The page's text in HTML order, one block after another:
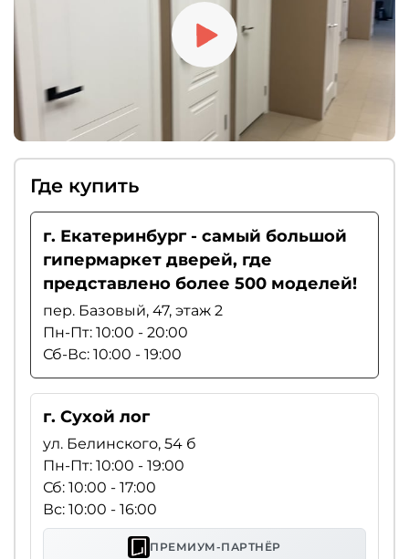
Где купить
г. Екатеринбург - самый большой
гипермаркет дверей, где
представлено более 500 моделей!
пер. Базовый, 47, этаж 2
Пн-Пт: 10:00 - 20:00
Сб-Вс: 10:00 - 19:00
г. Сухой лог
ул. Белинского, 54 б
Пн-Пт: 10:00 - 19:00
Сб: 10:00 - 17:00
Вс: 10:00 - 16:00
ПРЕМИУМ-ПАРТНЁР